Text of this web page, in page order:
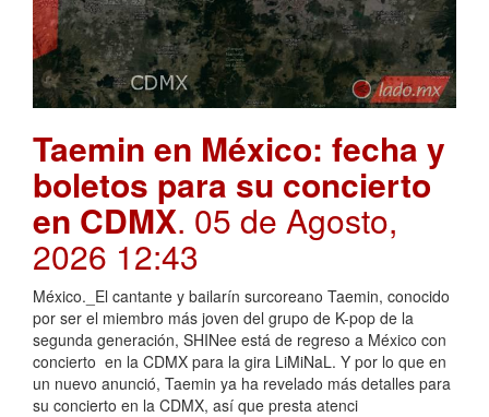
Taemin en México: fecha y
boletos para su concierto
en CDMX. 05 de Agosto,
2026 12:43
México._El cantante y bailarín surcoreano Taemin, conocido
por ser el miembro más joven del grupo de K-pop de la
segunda generación, SHINee está de regreso a México con
concierto en la CDMX para la gira LiMiNaL. Y por lo que en
un nuevo anunció, Taemin ya ha revelado más detalles para
su concierto en la CDMX, así que presta atenci